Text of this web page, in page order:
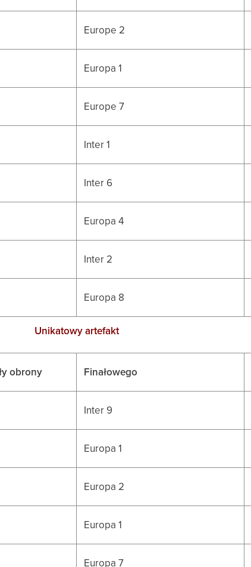
Europe 2
Europa 1
Europe 7
Inter 1
Inter 6
Europa 4
Inter 2
Europa 8
Unikatowy artefakt
obrony Finałowego
Inter 9
Europa 1
Europa 2
Europa 1
Europa 7